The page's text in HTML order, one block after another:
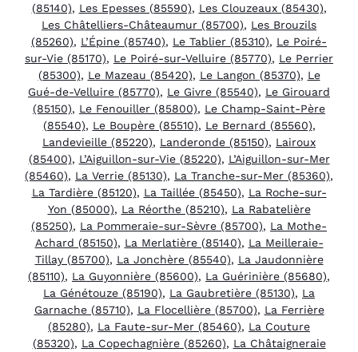
(85140), Les Epesses (85590), Les Clouzeaux (85430),
Les Châtelliers-Châteaumur (85700), Les Brouzils
(85260), L’Épine (85740), Le Tablier (85310), Le Poiré-
sur-Vie (85170), Le Poiré-sur-Velluire (85770), Le Perrier
(85300), Le Mazeau (85420), Le Langon (85370), Le
Gué-de-Velluire (85770), Le Givre (85540), Le Girouard
(85150), Le Fenouiller (85800), Le Champ-Saint-Père
(85540), Le Boupère (85510), Le Bernard (85560),
Landevieille (85220), Landeronde (85150), Lairoux
(85400), L’Aiguillon-sur-Vie (85220), L’Aiguillon-sur-Mer
(85460), La Verrie (85130), La Tranche-sur-Mer (85360),
La Tardière (85120), La Taillée (85450), La Roche-sur-
Yon (85000), La Réorthe (85210), La Rabatelière
(85250), La Pommeraie-sur-Sèvre (85700), La Mothe-
Achard (85150), La Merlatière (85140), La Meilleraie-
Tillay (85700), La Jonchère (85540), La Jaudonnière
(85110), La Guyonnière (85600), La Guérinière (85680),
La Génétouze (85190), La Gaubretière (85130), La
Garnache (85710), La Flocellière (85700), La Ferrière
(85280), La Faute-sur-Mer (85460), La Couture
(85320), La Copechagnière (85260), La Châtaigneraie